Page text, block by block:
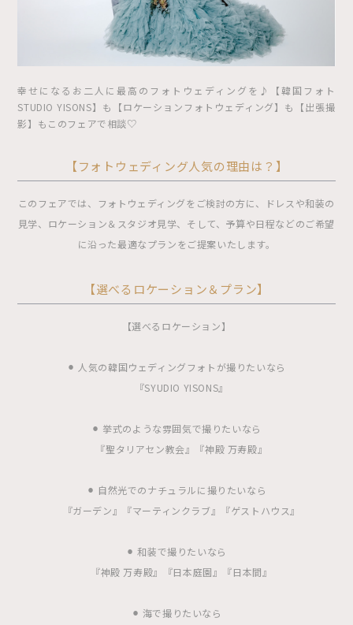
幸せになるお二人に最高のフォトウェディングを♪【韓国フォト
STUDIO YISONS】も【ロケーションフォトウェディング】も【出張撮
影】もこのフェアで相談♡
【フォトウェディング人気の理由は？】
このフェアでは、フォトウェディングをご検討の方に、ドレスや和装の
見学、ロケーション＆スタジオ見学、そして、予算や日程などのご希望
に沿った最適なプランをご提案いたします。
【選べるロケーション＆プラン】
【選べるロケーション】
⚫︎ 人気の韓国ウェディングフォトが撮りたいなら
『SYUDIO YISONS』
⚫︎ 挙式のような雰囲気で撮りたいなら
『聖タリアセン教会』『神殿 万寿殿』
⚫︎ 自然光でのナチュラルに撮りたいなら
『ガーデン』『マーティンクラブ』『ゲストハウス』
⚫︎ 和装で撮りたいなら
『神殿 万寿殿』『日本庭園』『日本間』
⚫︎ 海で撮りたいなら